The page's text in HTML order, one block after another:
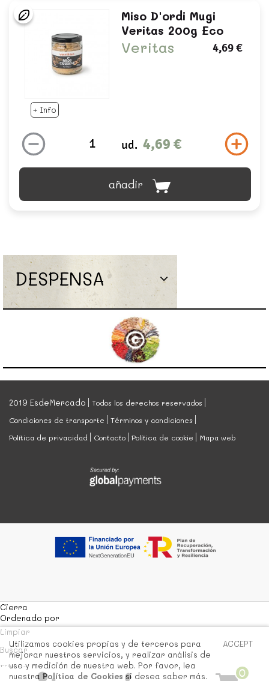
+ Info
Miso D'ordi Mugi
Veritas 200g Eco
Veritas 4,69 €
ud. 4,69 €
añadir
DESPENSA
0
2019 EsdeMercado
Todos los derechos reservados
Condiciones de transporte
Términos y condiciones
Política de privacidad
Contacto Política de cookie Mapa web
ACCEPT
Utilizamos cookies propias y de terceros para
mejorar nuestros servicios, y realizar análisis de
uso y medición de nuestra web. Por favor, lea
nuestra Política de Cookies si desea saber más.
Cierra
Ordenado por
Limpiar
Buscar
Filtrar